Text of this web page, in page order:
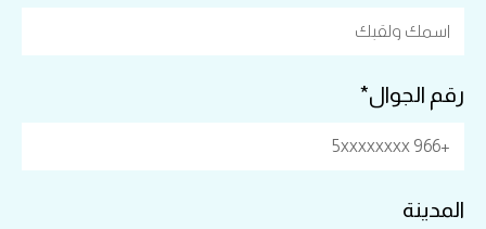
رقم الجوال*
المدينة